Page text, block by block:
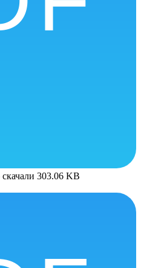
скачали 303.06 KB